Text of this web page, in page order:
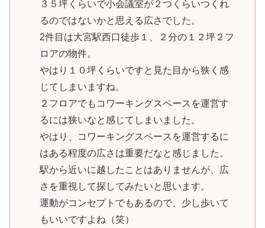
３５坪くらいで小会議室が２つくらいつくれ
るのではないかと思える広さでした。
2件目は大宮駅西口徒歩１、２分の１２坪２フ
ロアの物件。
やはり１０坪くらいですと見た目から狭く感
じてしまいますね。
２フロアでもコワーキングスペースを運営す
るには狭いなと感じてしまいました。
やはり、コワーキングスペースを運営するに
はある程度の広さは重要だなと感じました。
駅から近いに越したことはありませんが、広
さを重視して探してみたいと思います。
運動がコンセプトでもあるので、少し歩いて
もいいですよね（笑）